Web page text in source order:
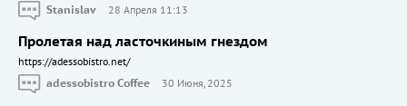
Stanislav
28 Апреля 11:13
Пролетая над ласточкиным гнездом
https://adessobistro.net/
adessobistro Coffee
30 Июня, 2025